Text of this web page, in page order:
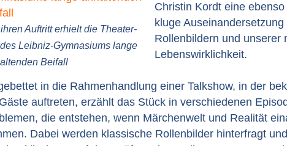
Auftritt erhielt die Theater-
Leibniz-Gymnasiums lange
Beifall
Christin Kordt eine
kluge
Rollenbildern und unserer
Lebenswirklichkeit.
in die Rahmenhandlung einer Talkshow, in der
auftreten, erzählt das Stück in verschiedenen
die entstehen, wenn Märchenwelt und Realität
Dabei werden klassische Rollenbilder hinterfragt